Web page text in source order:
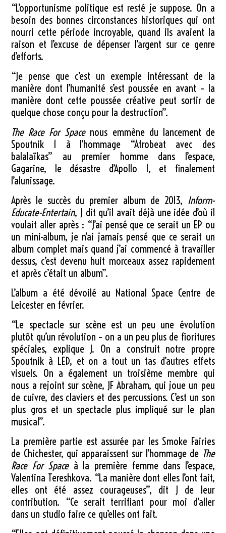
“L’opportunisme politique est resté je suppose. On a
besoin des bonnes circonstances historiques qui ont
nourri cette période incroyable, quand ils avaient la
raison et l’excuse de dépenser l’argent sur ce genre
d’efforts.
“Je pense que c’est un exemple intéressant de la
manière dont l’humanité s’est poussée en avant – la
manière dont cette poussée créative peut sortir de
quelque chose conçu pour la destruction”.
The Race For Spacenous emmène du lancement de
Spoutnik 1 à l’hommage “Afrobeat avec des
balalaïkas” au premier homme dans l’espace,
Gagarine, le désastre d’Apollo 1, et finalement
l’alunissage.
Après le succès du premier album de 2013, Inform-
Educate-Entertain, J dit qu’il avait déjà une idée d’où il
voulait aller après : “J’ai pensé que ce serait un EP ou
un mini-album, je n’ai jamais pensé que ce serait un
album complet mais quand j’ai commencé à travailler
dessus, c’est devenu huit morceaux assez rapidement
et après c’était un album”.
L’album a été dévoilé au National Space Centre de
Leicester en février.
“Le spectacle sur scène est un peu une évolution
plutôt qu’un révolution – on a un peu plus de fioritures
spéciales, explique J. On a construit notre propre
Spoutnik à LED, et on a tout un tas d’autres effets
visuels. On a également un troisième membre qui
nous a rejoint sur scène, JF Abraham, qui joue un peu
de cuivre, des claviers et des percussions. C’est un son
plus gros et un spectacle plus impliqué sur le plan
musical”.
La première partie est assurée par les Smoke Fairies
de Chichester, qui apparaissent sur l’hommage de The
Race For Spaceà la première femme dans l’espace,
Valentina Tereshkova. “La manière dont elles l’ont fait,
elles ont été assez courageuses”, dit J de leur
contribution. “Ce serait terrifiant pour moi d’aller
dans un studio faire ce qu’elles ont fait.